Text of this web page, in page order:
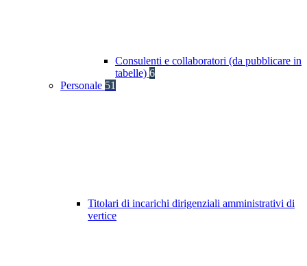
Consulenti e collaboratori (da pubblicare in
tabelle) 6
Personale 51
Titolari di incarichi dirigenziali amministrativi di
vertice